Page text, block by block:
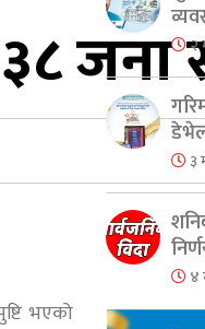
जना
भएको
२
३
४